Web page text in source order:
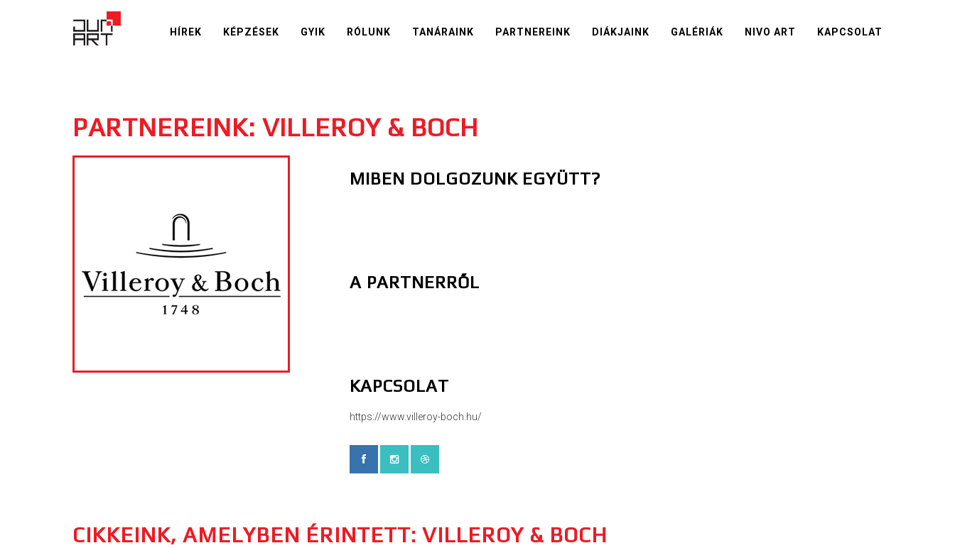
HÍREK KÉPZÉSEK GYIK RÓLUNK TANÁRAINK PARTNEREINK DIÁKJAINK GALÉRIÁK NIVO ART KAPCSOLAT
PARTNEREINK: VILLEROY & BOCH
MIBEN DOLGOZUNK EGYÜTT?
A PARTNERRŐL
KAPCSOLAT
https://www.villeroy-boch.hu/
CIKKEINK, AMELYBEN ÉRINTETT: VILLEROY & BOCH